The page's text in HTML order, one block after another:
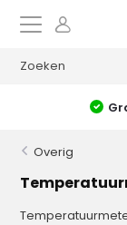
Overig